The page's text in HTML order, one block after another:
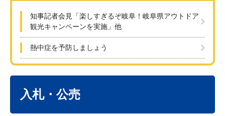
知事記者会見「楽しすぎるぞ岐阜！岐阜県アウトドア
観光キャンペーンを実施」他
熱中症を予防しましょう
入札・公売